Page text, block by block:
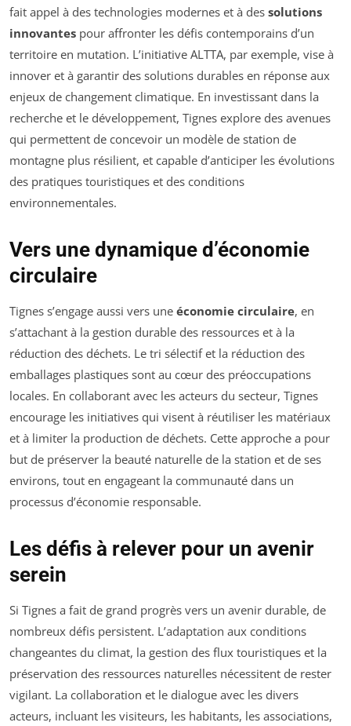
fait appel à des technologies modernes et à des solutions
innovantes pour affronter les défis contemporains d’un
territoire en mutation. L’initiative ALTTA, par exemple, vise à
innover et à garantir des solutions durables en réponse aux
enjeux de changement climatique. En investissant dans la
recherche et le développement, Tignes explore des avenues
qui permettent de concevoir un modèle de station de
montagne plus résilient, et capable d’anticiper les évolutions
des pratiques touristiques et des conditions
environnementales.
Vers une dynamique d’économie
circulaire
Tignes s’engage aussi vers une économie circulaire, en
s’attachant à la gestion durable des ressources et à la
réduction des déchets. Le tri sélectif et la réduction des
emballages plastiques sont au cœur des préoccupations
locales. En collaborant avec les acteurs du secteur, Tignes
encourage les initiatives qui visent à réutiliser les matériaux
et à limiter la production de déchets. Cette approche a pour
but de préserver la beauté naturelle de la station et de ses
environs, tout en engageant la communauté dans un
processus d’économie responsable.
Les défis à relever pour un avenir
serein
Si Tignes a fait de grand progrès vers un avenir durable, de
nombreux défis persistent. L’adaptation aux conditions
changeantes du climat, la gestion des flux touristiques et la
préservation des ressources naturelles nécessitent de rester
vigilant. La collaboration et le dialogue avec les divers
acteurs, incluant les visiteurs, les habitants, les associations,